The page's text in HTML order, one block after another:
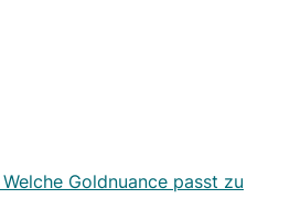
Goldnuance passt zu